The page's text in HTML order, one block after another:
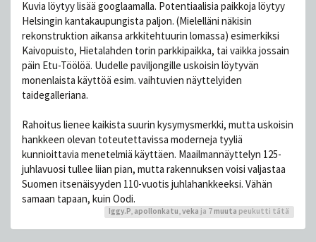
Kuvia löytyy lisää googlaamalla. Potentiaalisia paikkoja löytyy
Helsingin kantakaupungista paljon. (Mielelläni näkisin
rekonstruktion aikansa arkkitehtuurin lomassa) esimerkiksi
Kaivopuisto, Hietalahden torin parkkipaikka, tai vaikka jossain
päin Etu-Töölöä. Uudelle paviljongille uskoisin löytyvän
monenlaista käyttöä esim. vaihtuvien näyttelyiden
taidegalleriana.
Rahoitus lienee kaikista suurin kysymysmerkki, mutta uskoisin
hankkeen olevan toteutettavissa moderneja tyyliä
kunnioittavia menetelmiä käyttäen. Maailmannäyttelyn 125-
juhlavuosi tullee liian pian, mutta rakennuksen voisi valjastaa
Suomen itsenäisyyden 110-vuotis juhlahankkeeksi. Vähän
samaan tapaan, kuin Oodi.
Iggy.P, apollonkatu,veka ja 7 muuta peukutti tätä